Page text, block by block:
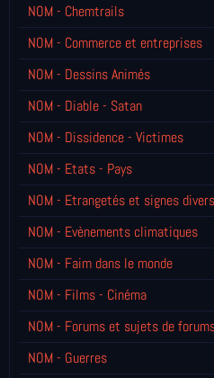
NOM - Chemtrails
NOM - Commerce et entreprises
NOM - Dessins Animés
NOM - Diable - Satan
NOM - Dissidence - Victimes
NOM - Etats - Pays
NOM - Etrangetés et signes divers
NOM - Evènements climatiques
NOM - Faim dans le monde
NOM - Films - Cinéma
NOM - Forums et sujets de
NOM - Guerres